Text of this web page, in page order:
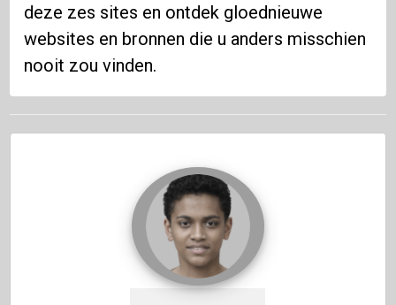
deze zes sites en ontdek gloednieuwe
websites en bronnen die u anders misschien
nooit zou vinden.